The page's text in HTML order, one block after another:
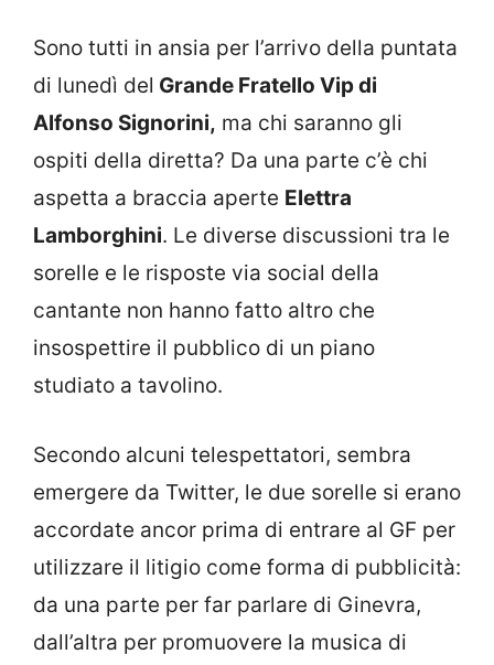
Sono tutti in ansia per l’arrivo della puntata
di lunedì del Grande Fratello Vip di
Alfonso Signorini, ma chi saranno gli
ospiti della diretta? Da una parte c’è chi
aspetta a braccia aperte Elettra
Lamborghini. Le diverse discussioni tra le
sorelle e le risposte via social della
cantante non hanno fatto altro che
insospettire il pubblico di un piano
studiato a tavolino.
Secondo alcuni telespettatori, sembra
emergere da Twitter, le due sorelle si erano
accordate ancor prima di entrare al GF per
utilizzare il litigio come forma di pubblicità:
da una parte per far parlare di Ginevra,
dall’altra per promuovere la musica di